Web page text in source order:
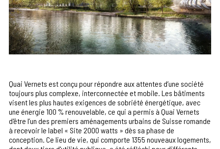
Quai Vernets est conçu pour répondre aux attentes d’une société
toujours plus complexe, interconnectée et mobile. Les bâtiments
visent les plus hautes exigences de sobriété énergétique, avec
une énergie 100 % renouvelable, ce qui a permis à Quai Vernets
d'être l’un des premiers aménagements urbains de Suisse romande
à recevoir le label « Site 2000 watts » dès sa phase de
conception. Ce lieu de vie, qui comporte 1355 nouveaux logements,